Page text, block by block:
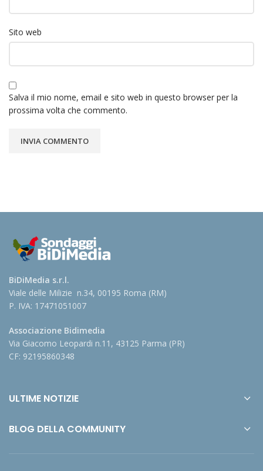
Sito web
Salva il mio nome, email e sito web in questo browser per la
prossima volta che commento.
BiDiMedia s.r.l.
Viale delle Milizie n.34, 00195 Roma (RM)
P. IVA: 17471051007
Associazione Bidimedia
Via Giacomo Leopardi n.11, 43125 Parma (PR)
CF: 92195860348
ULTIME NOTIZIE
BLOG DELLA COMMUNITY